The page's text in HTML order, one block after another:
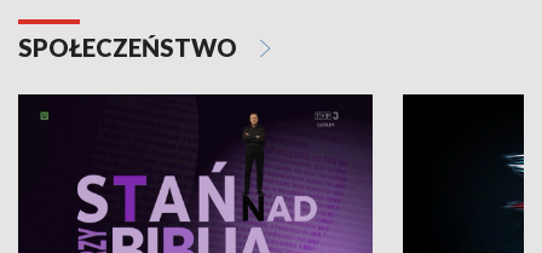
SPOŁECZEŃSTWO